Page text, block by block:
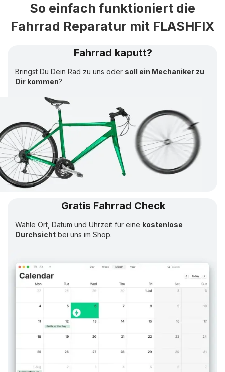
So einfach funktioniert die
Fahrrad Reparatur mit FLASHFIX
Fahrrad kaputt?
Bringst Du Dein Rad zu uns oder soll ein Mechaniker zu
Dir kommen?
Gratis Fahrrad Check
Wähle Ort, Datum und Uhrzeit für eine kostenlose
Durchsicht bei uns im Shop.